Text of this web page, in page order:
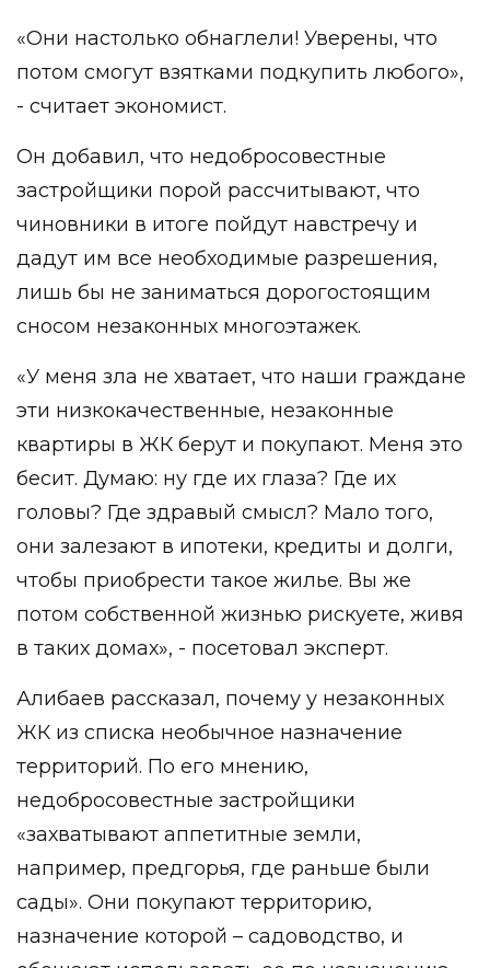
«Они настолько обнаглели! Уверены, что
потом смогут взятками подкупить любого»,
- считает экономист.
Он добавил, что недобросовестные
застройщики порой рассчитывают, что
чиновники в итоге пойдут навстречу и
дадут им все необходимые разрешения,
лишь бы не заниматься дорогостоящим
сносом незаконных многоэтажек.
«У меня зла не хватает, что наши граждане
эти низкокачественные, незаконные
квартиры в ЖК берут и покупают. Меня это
бесит. Думаю: ну где их глаза? Где их
головы? Где здравый смысл? Мало того,
они залезают в ипотеки, кредиты и долги,
чтобы приобрести такое жилье. Вы же
потом собственной жизнью рискуете, живя
в таких домах», - посетовал эксперт.
Алибаев рассказал, почему у незаконных
ЖК из списка необычное назначение
территорий. По его мнению,
недобросовестные застройщики
«захватывают аппетитные земли,
например, предгорья, где раньше были
сады». Они покупают территорию,
назначение которой – садоводство, и